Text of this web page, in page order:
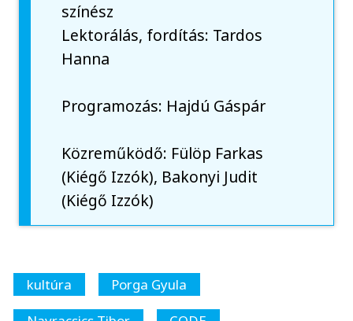
színész
Lektorálás, fordítás: Tardos
Hanna
Programozás: Hajdú Gáspár
Közreműködő: Fülöp Farkas
(Kiégő Izzók), Bakonyi Judit
(Kiégő Izzók)
kultúra
Porga Gyula